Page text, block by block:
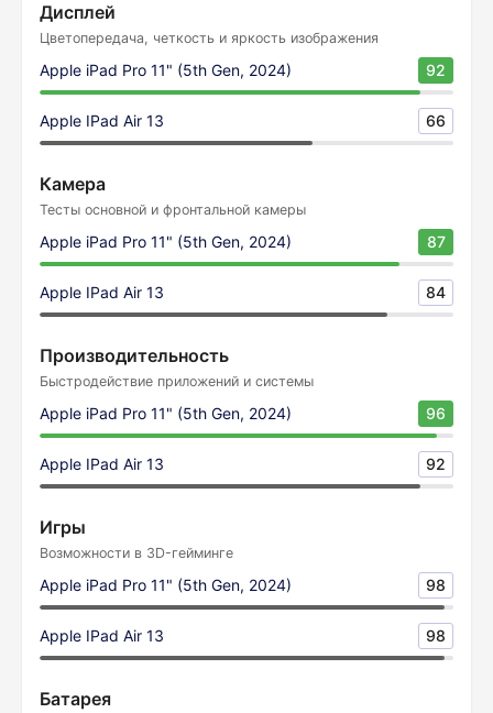
Дисплей
Цветопередача, четкость и яркость изображения
Apple iPad Pro 11" (5th Gen, 2024) 92
Apple IPad Air 13 66
Камера
Тесты основной и фронтальной камеры
Apple iPad Pro 11" (5th Gen, 2024) 87
Apple IPad Air 13 84
Производительность
Быстродействие приложений и системы
Apple iPad Pro 11" (5th Gen, 2024) 96
Apple IPad Air 13 92
Игры
Возможности в 3D-гейминге
Apple iPad Pro 11" (5th Gen, 2024) 98
Apple IPad Air 13 98
Батарея